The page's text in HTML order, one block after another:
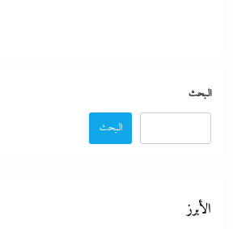
البحث
البحث
الأبرز8 أغسطس، 2026